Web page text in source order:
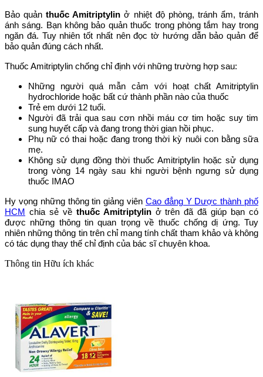
Bảo quảnthuốc Amitriptylinở nhiệt độ phòng, tránh ẩm, tránh
ánh sáng. Bạn không bảo quản thuốc trong phòng tắm hay trong
ngăn đá. Tuy nhiên tốt nhất nên đọc tờ hướng dẫn bảo quản để
bảo quản đúng cách nhất.
Thuốc Amitriptylin chống chỉ định với những trường hợp sau:
Những người quá mẫn cảm với hoạt chất Amitriptylin
hydrochloride hoặc bất cứ thành phần nào của thuốc
Trẻ em dưới 12 tuổi.
Người đã trải qua sau cơn nhồi máu cơ tim hoặc suy tim
sung huyết cấp và đang trong thời gian hồi phục.
Phụ nữ có thai hoặc đang trong thời kỳ nuôi con bằng sữa
mẹ.
Không sử dụng đồng thời thuốc Amitriptylin hoặc sử dụng
trong vòng 14 ngày sau khi người bệnh ngưng sử dụng
thuốc IMAO
Hy vọng những thông tin giảng viên Cao đẳng Y Dược thành phố
HCM chia sẻ về thuốc Amitriptylin ở trên đã đã giúp bạn có
được những thông tin quan trọng về thuốc chống dị ứng. Tuy
nhiên những thông tin trên chỉ mang tính chất tham khảo và không
có tác dụng thay thế chỉ định của bác sĩ chuyên khoa.
Thông tin Hữu ích khác